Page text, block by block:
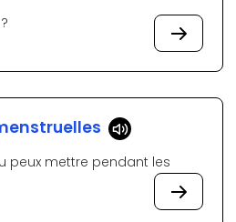
peux mettre pendant les